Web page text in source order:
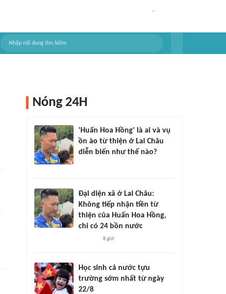
Nóng 24H
'Huấn Hoa Hồng' là ai và vụ
ồn ào từ thiện ở Lai Châu
diễn biến như thế nào?
Đại diện xã ở Lai Châu:
Không tiếp nhận tiền từ
thiện của Huấn Hoa Hồng,
chỉ có 24 bồn nước
8 giờ
Học sinh cả nước tựu
trường sớm nhất từ ngày
22/8